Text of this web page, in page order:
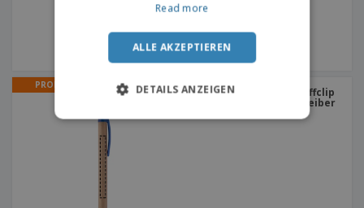
PROMO
Mit Deckel und Kunststoffclip
| Kraftpapier-Kugelschreiber
Read more
ALLE AKZEPTIEREN
DETAILS ANZEIGEN